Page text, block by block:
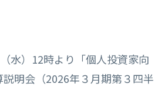
水）12時より「個人投資家向
明会（2026年３月期第３四半